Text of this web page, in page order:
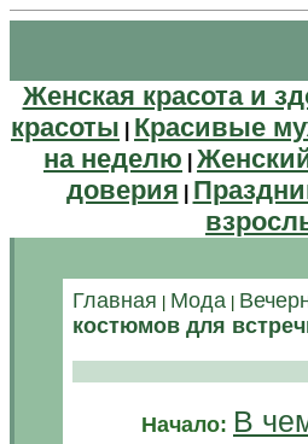
Женская красота и
красоты Красивые
на неделю
доверия
Главная Мода
костюмов для
Начало: В